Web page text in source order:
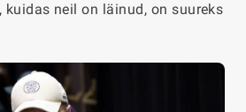
kuidas neil on läinud, on suureks